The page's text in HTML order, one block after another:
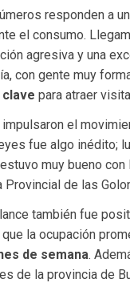
responden a
el consumo.
agresiva y una
con gente muy
para atraer
el
fue algo inédito;
muy bueno
de las
también fue
la ocupación
de semana.
de la provincia de